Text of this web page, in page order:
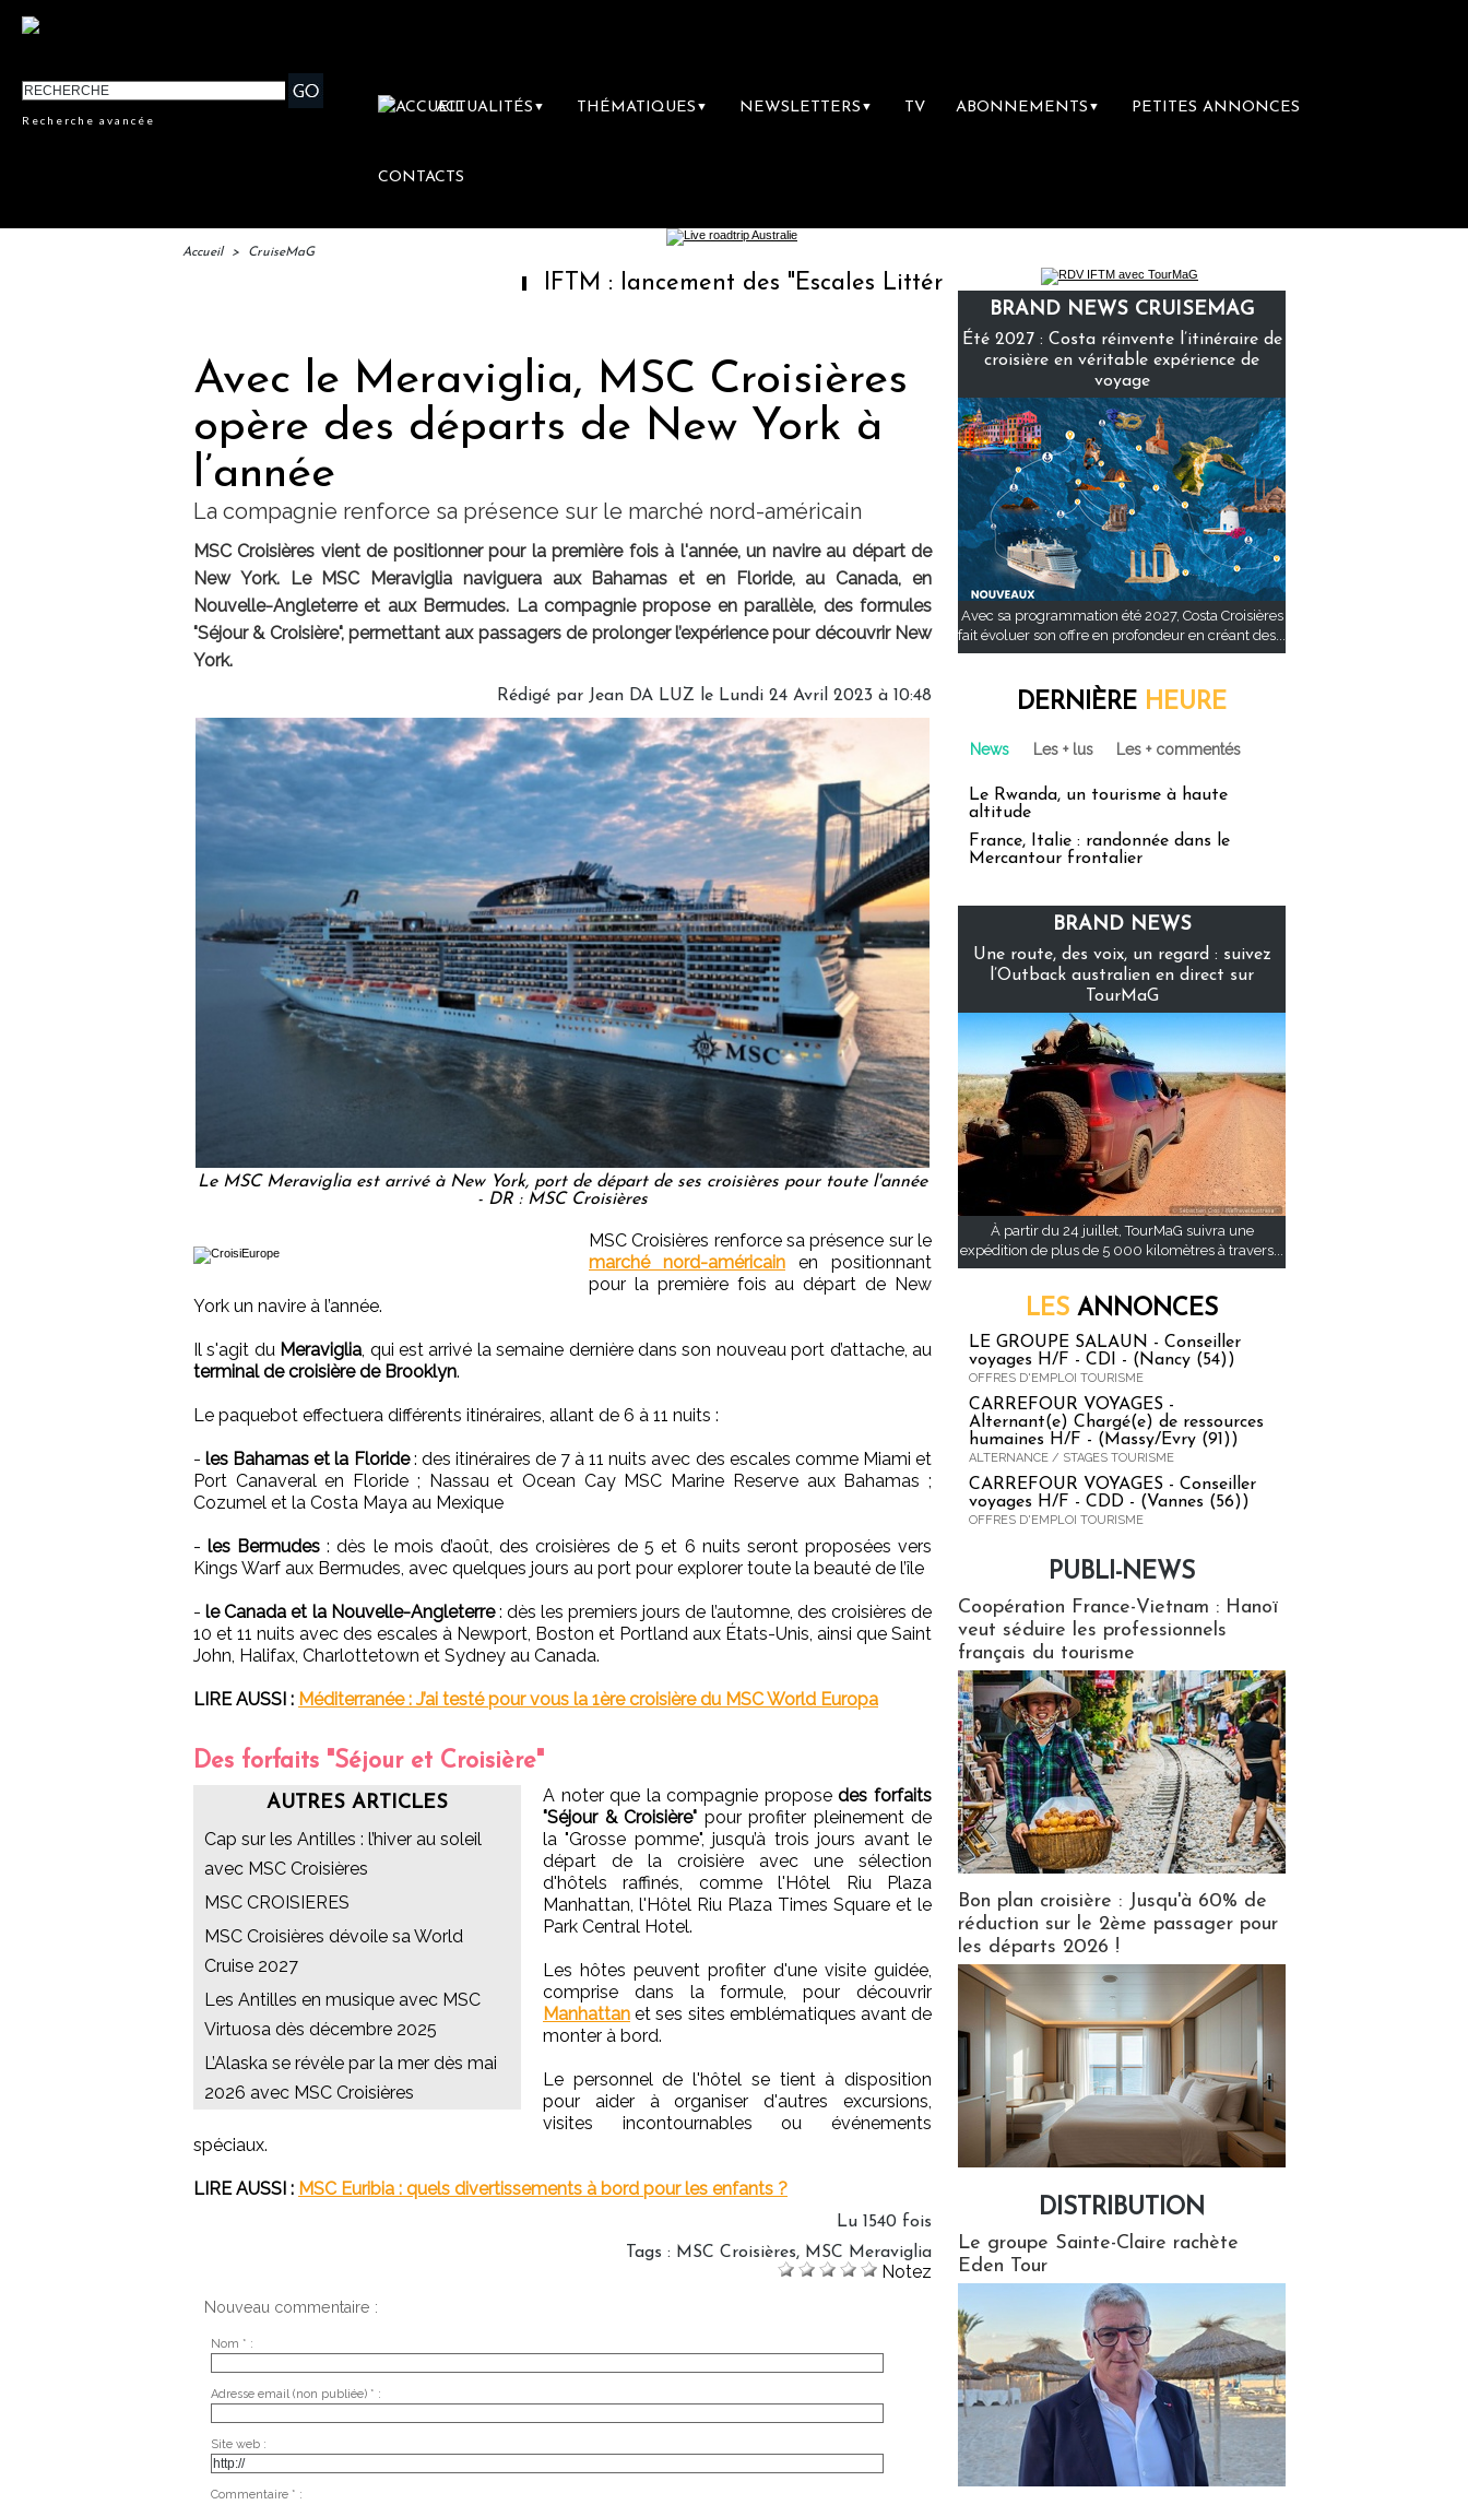
Recherche avancée
ACTUALITÉS ▼ THÉMATIQUES ▼ NEWSLETTERS ▼ TV ABONNEMENTS ▼ PETITES ANNONCES
CONTACTS
Accueil > CruiseMaG
IFTM : lancement des "Escales Littéraires", la première librairie du voyage
Avec le Meraviglia, MSC Croisières
opère des départs de New York à
l’année
La compagnie renforce sa présence sur le marché nord-américain
MSC Croisières vient de positionner pour la première fois à l'année, un navire au départ de
New York. Le MSC Meraviglia naviguera aux Bahamas et en Floride, au Canada, en
Nouvelle-Angleterre et aux Bermudes. La compagnie propose en parallèle, des formules
"Séjour & Croisière", permettant aux passagers de prolonger l’expérience pour découvrir New
York.
Rédigé par Jean DA LUZ le Lundi 24 Avril 2023 à 10:48
Le MSC Meraviglia est arrivé à New York, port de départ de ses croisières pour toute l'année
- DR : MSC Croisières
MSC Croisières renforce sa présence sur le
marché nord-américain en positionnant
pour la première fois au départ de New
York un navire à l’année.
Il s'agit du Meraviglia, qui est arrivé la semaine dernière dans son nouveau port d’attache, au
terminal de croisière de Brooklyn.
Le paquebot effectuera différents itinéraires, allant de 6 à 11 nuits :
-les Bahamas et la Floride: des itinéraires de 7 à 11 nuits avec des escales comme Miami et
Port Canaveral en Floride ; Nassau et Ocean Cay MSC Marine Reserve aux Bahamas ;
Cozumel et la Costa Maya au Mexique
-les Bermudes : dès le mois d’août, des croisières de 5 et 6 nuits seront proposées vers
Kings Warf aux Bermudes, avec quelques jours au port pour explorer toute la beauté de l’île
-le Canada et la Nouvelle-Angleterre: dès les premiers jours de l’automne, des croisières de
10 et 11 nuits avec des escales à Newport, Boston et Portland aux États-Unis, ainsi que Saint
John, Halifax, Charlottetown et Sydney au Canada.
LIRE AUSSI : Méditerranée : J’ai testé pour vous la 1ère croisière du MSC World Europa
Des forfaits "Séjour et Croisière"
AUTRES ARTICLES
Cap sur les Antilles : l’hiver au soleil
avec MSC Croisières
MSC CROISIERES
MSC Croisières dévoile sa World
Cruise 2027
Les Antilles en musique avec MSC
Virtuosa dès décembre 2025
L’Alaska se révèle par la mer dès mai
2026 avec MSC Croisières
A noter que la compagnie proposedes forfaits
"Séjour & Croisière" pour profiter pleinement de
la "Grosse pomme", jusqu’à trois jours avant le
départ de la croisière avec une sélection
d'hôtels raffinés, comme l'Hôtel Riu Plaza
Manhattan, l'Hôtel Riu Plaza Times Square et le
Park Central Hotel.
Les hôtes peuvent profiter d'une visite guidée,
comprise dans la formule, pour découvrir
Manhattan et ses sites emblématiques avant de
monter à bord.
Le personnel de l'hôtel se tient à disposition
pour aider à organiser d'autres excursions,
visites incontournables ou événements
spéciaux.
LIRE AUSSI : MSC Euribia : quels divertissements à bord pour les enfants ?
Lu 1540 fois
Tags : MSC Croisières, MSC Meraviglia
Notez
Nouveau commentaire :
Nom * :
Adresse email (non publiée) * :
Site web :
Commentaire * :
BRAND NEWS CRUISEMAG
Été 2027 : Costa réinvente l’itinéraire de
croisière en véritable expérience de
voyage
Avec sa programmation été 2027, Costa Croisières
fait évoluer son offre en profondeur en créant des...
DERNIÈRE HEURE
News Les + lus Les + commentés
Le Rwanda, un tourisme à haute
altitude
France, Italie : randonnée dans le
Mercantour frontalier
BRAND NEWS
Une route, des voix, un regard : suivez
l’Outback australien en direct sur
TourMaG
À partir du 24 juillet, TourMaG suivra une
expédition de plus de 5 000 kilomètres à travers...
LES ANNONCES
LE GROUPE SALAUN - Conseiller
voyages H/F - CDI - (Nancy (54))
OFFRES D'EMPLOI TOURISME
CARREFOUR VOYAGES -
Alternant(e) Chargé(e) de ressources
humaines H/F - (Massy/Evry (91))
ALTERNANCE / STAGES TOURISME
CARREFOUR VOYAGES - Conseiller
voyages H/F - CDD - (Vannes (56))
OFFRES D'EMPLOI TOURISME
PUBLI-NEWS
Coopération France-Vietnam : Hanoï
veut séduire les professionnels
français du tourisme
Bon plan croisière : Jusqu'à 60% de
réduction sur le 2ème passager pour
les départs 2026 !
DISTRIBUTION
Le groupe Sainte-Claire rachète
Eden Tour